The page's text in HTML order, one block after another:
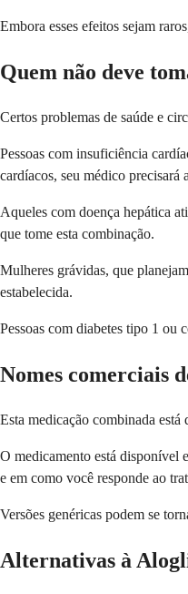
Embora esses efeitos sejam
Quem não deve
Certos problemas de saúde e
Pessoas com insuficiência
cardíacos, seu médico precisará
Aqueles com doença hepática
que tome esta combinação.
Mulheres grávidas, que
estabelecida.
Pessoas com diabetes tipo 1 ou
Nomes comerciais
Esta medicação combinada
O medicamento está disponível
e em como você responde ao
Versões genéricas podem se
Alternativas à